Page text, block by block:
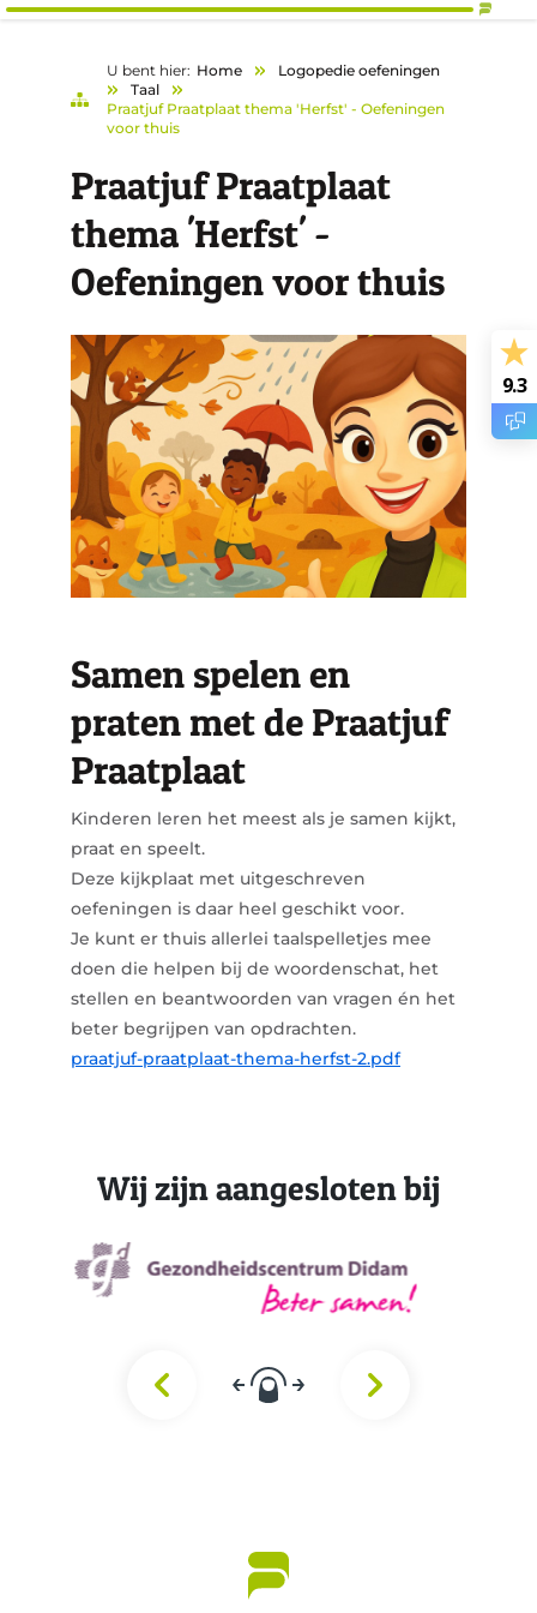
U bent hier: Home
Logopedie oefeningen
Taal
Praatjuf Praatplaat thema 'Herfst' - Oefeningen
voor thuis
Praatjuf Praatplaat
thema 'Herfst' -
Oefeningen voor thuis
Samen spelen en
praten met de Praatjuf
Praatplaat
Kinderen leren het meest als je samen kijkt,
praat en speelt.
Deze kijkplaat met uitgeschreven
oefeningen is daar heel geschikt voor.
Je kunt er thuis allerlei taalspelletjes mee
doen die helpen bij de woordenschat, het
stellen en beantwoorden van vragen én het
beter begrijpen van opdrachten.
praatjuf-praatplaat-thema-herfst-2.pdf
Wij zijn aangesloten bij
9.3